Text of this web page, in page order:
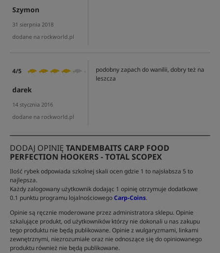
Szymon
31 sierpnia 2018
dodane na rockworld.pl
4/5
darek
14 stycznia 2016
dodane na rockworld.pl
podobny zapach do wanilii, dobry też na
leszcza
DODAJ OPINIĘ TANDEMBAITS CARP FOOD
PERFECTION HOOKERS - TOTAL SCOPEX
Ilość rybek odpowiada szkolnej skali ocen gdzie 1 to najsłabsza 5 to
najlepsza.
Każdy zalogowany użytkownik dodając 1 opinię otrzymuje dodatkowe
0.1 punktu programu lojalnościowegoCarp-Coins.
Opinie są ręcznie moderowane przez administratora sklepu. Opinie
szkalujące produkt, od użytkowników którzy nie dokonali u nas zakupu
tego produktu nie będą publikowane. Opinie z wulgaryzmami, linkami
zewnętrznymi, niezrozumiałe oraz nie odnoszące się do opiniowanego
produktu również nie będą publikowane.